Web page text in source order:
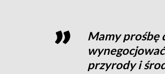
Mamy prośbę
przyrody i